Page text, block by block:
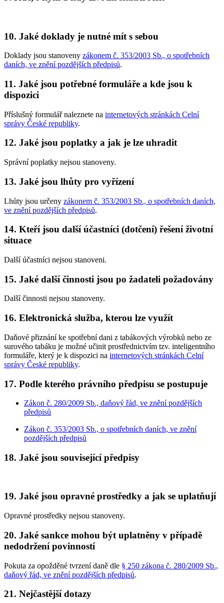
10. Jaké doklady je nutné mít s sebou
Doklady jsou stanoveny zákonem č. 353/2003 Sb., o spotřebních
daních, ve znění pozdějších předpisů.
11. Jaké jsou potřebné formuláře a kde jsou k
dispozici
Příslušný formulář naleznete na internetových stránkách Celní
správy České republiky.
12. Jaké jsou poplatky a jak je lze uhradit
Správní poplatky nejsou stanoveny.
13. Jaké jsou lhůty pro vyřízení
Lhůty jsou určeny zákonem č. 353/2003 Sb., o spotřebních daních,
ve znění pozdějších předpisů.
14. Kteří jsou další účastníci (dotčení) řešení životní
situace
Další účastníci nejsou stanoveni.
15. Jaké další činnosti jsou po žadateli požadovány
Další činnosti nejsou stanoveny.
16. Elektronická služba, kterou lze využít
Daňové přiznání ke spotřební dani z tabákových výrobků nebo ze
surového tabáku je možné učinit prostřednictvím tzv. inteligentního
formuláře, který je k dispozici na internetových stránkách Celní
správy České republiky.
17. Podle kterého právního předpisu se postupuje
Zákon č. 280/2009 Sb., daňový řád, ve znění pozdějších
předpisů
Zákon č. 353/2003 Sb., o spotřebních daních, ve znění
pozdějších předpisů
18. Jaké jsou související předpisy
19. Jaké jsou opravné prostředky a jak se uplatňují
Opravné prostředky nejsou stanoveny.
20. Jaké sankce mohou být uplatněny v případě
nedodržení povinností
Pokuta za opožděné tvrzení daně dle § 250 zákona č. 280/2009 Sb.,
daňový řád, ve znění pozdějších předpisů.
21. Nejčastější dotazy